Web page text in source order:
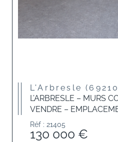
L'Arbresle
L’ARBRESLE – MURS
VENDRE –
Réf : 21405
130 000 €